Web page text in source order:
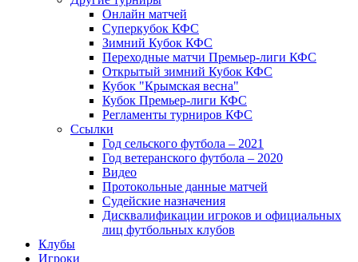
Онлайн матчей
Суперкубок КФС
Зимний Кубок КФС
Переходные матчи Премьер-лиги КФС
Открытый зимний Кубок КФС
Кубок "Крымская весна"
Кубок Премьер-лиги КФС
Регламенты турниров КФС
Ссылки
Год сельского футбола – 2021
Год ветеранского футбола – 2020
Видео
Протокольные данные матчей
Судейские назначения
Дисквалификации игроков и официальных
лиц футбольных клубов
Клубы
Игроки